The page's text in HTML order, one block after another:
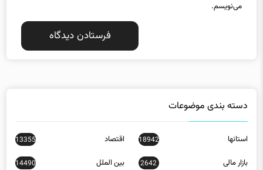
می‌نویسم.
دسته بندی موضوعات
استانها 18942 اقتصاد 13355
بازار مالی 2642 بین الملل 14490